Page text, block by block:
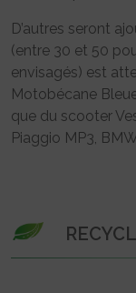
D’autres seront
(entre 30 et 50
envisagés) est
Motobécane
que du scooter
Piaggio MP3,